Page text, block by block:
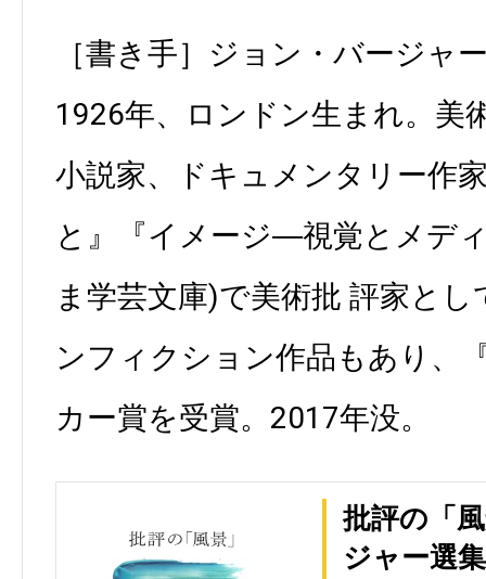
［書き手］ジョン・バージャ
1926年、ロンドン生まれ。美
小説家、ドキュメンタリー作
と』『イメージ―視覚とメデ
ま学芸文庫)で美術批 評家と
ンフィクション作品もあり、
カー賞を受賞。2017年没。
批評の「
ジャー選集